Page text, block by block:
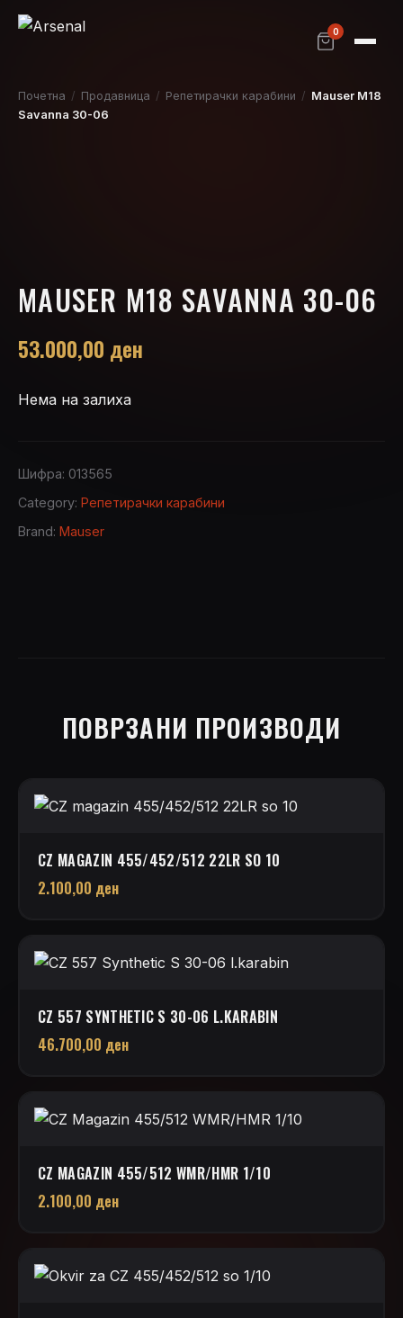
0
Почетна / Продавница / Репетирачки карабини / Mauser M18
Savanna 30-06
MAUSER M18 SAVANNA 30-06
53.000,00 ден
Нема на залиха
Шифра: 013565
Category: Репетирачки карабини
Brand: Mauser
ПОВРЗАНИ ПРОИЗВОДИ
CZ MAGAZIN 455/452/512 22LR SO 10
2.100,00 ден
CZ 557 SYNTHETIC S 30-06 L.KARABIN
46.700,00 ден
CZ MAGAZIN 455/512 WMR/HMR 1/10
2.100,00 ден